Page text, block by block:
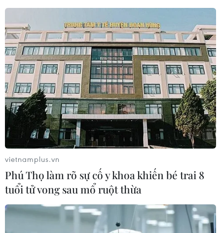
vietnamplus.vn
Phú Thọ làm rõ sự cố y khoa khiến bé trai 8
tuổi tử vong sau mổ ruột thừa